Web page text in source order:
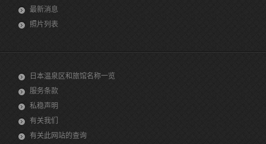
最新消息
照片列表
日本温泉区和旅馆名称一览
服务条款
私稳声明
有关我们
有关此网站的查询